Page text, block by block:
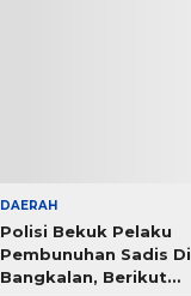
DAERAH
Polisi Bekuk Pelaku
Pembunuhan Sadis Di
Bangkalan, Berikut